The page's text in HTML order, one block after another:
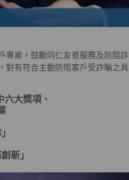
專案，鼓勵同仁友善服務及防阻詐
對有符合主動防阻客戶受詐騙之具
大獎項、
新」